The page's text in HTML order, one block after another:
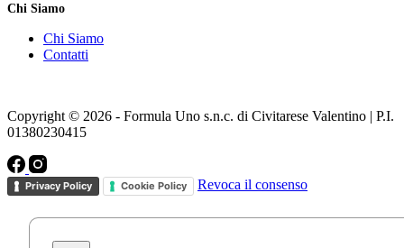
Chi Siamo
Chi Siamo
Contatti
Copyright © 2026 - Formula Uno s.n.c. di Civitarese Valentino | P.I.
01380230415
Privacy Policy Cookie Policy Revoca il consenso